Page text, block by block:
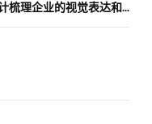
梳理企业的视觉表达和...